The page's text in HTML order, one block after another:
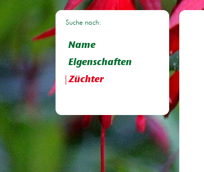
Suche nach:
Name
Eigenschaften
Züchter